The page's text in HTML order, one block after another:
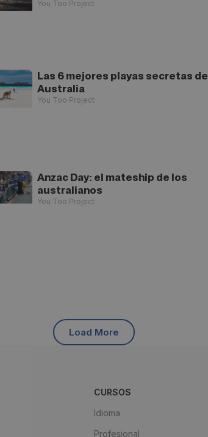
You Too Project
Las 6 mejores playas secretas de
Australia
You Too Project
Anzac Day: el mateship de los
australianos
You Too Project
Load More
CURSOS
Idioma
Profesional